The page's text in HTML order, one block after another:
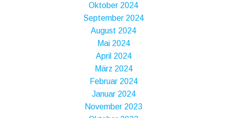
Oktober 2024
September 2024
August 2024
Mai 2024
April 2024
März 2024
Februar 2024
Januar 2024
November 2023